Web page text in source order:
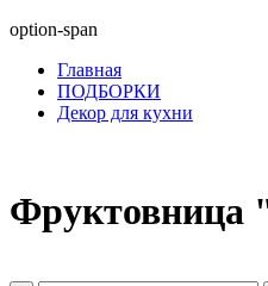
option-span
Главная
ПОДБОРКИ
Декор для кухни